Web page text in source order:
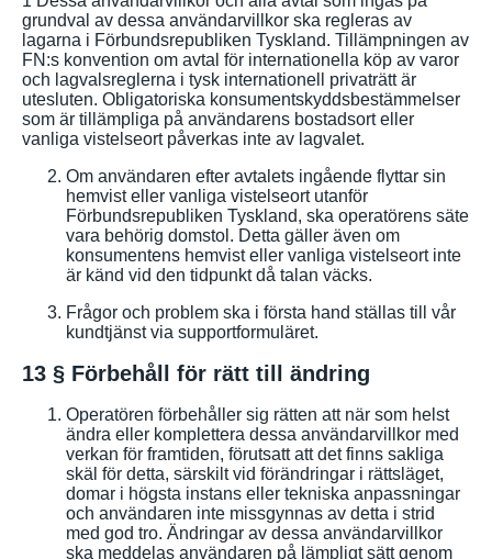
grundval av dessa användarvillkor ska regleras av
lagarna i Förbundsrepubliken Tyskland. Tillämpningen av
FN:s konvention om avtal för internationella köp av varor
och lagvalsreglerna i tysk internationell privaträtt är
utesluten. Obligatoriska konsumentskyddsbestämmelser
som är tillämpliga på användarens bostadsort eller
vanliga vistelseort påverkas inte av lagvalet.
Om användaren efter avtalets ingående flyttar sin
hemvist eller vanliga vistelseort utanför
Förbundsrepubliken Tyskland, ska operatörens säte
vara behörig domstol. Detta gäller även om
konsumentens hemvist eller vanliga vistelseort inte
är känd vid den tidpunkt då talan väcks.
Frågor och problem ska i första hand ställas till vår
kundtjänst via supportformuläret.
13 § Förbehåll för rätt till ändring
Operatören förbehåller sig rätten att när som helst
ändra eller komplettera dessa användarvillkor med
verkan för framtiden, förutsatt att det finns sakliga
skäl för detta, särskilt vid förändringar i rättsläget,
domar i högsta instans eller tekniska anpassningar
och användaren inte missgynnas av detta i strid
med god tro. Ändringar av dessa användarvillkor
ska meddelas användaren på lämpligt sätt genom